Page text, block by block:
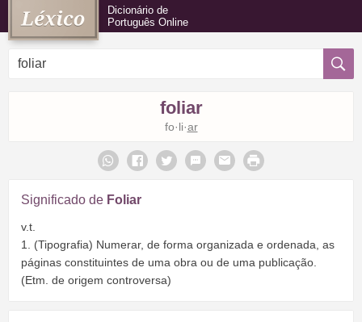
Dicionário de
Português Online
foliar
fo·li·ar
Significado de Foliar
v.t.
1. (Tipografia) Numerar, de forma organizada e ordenada, as
páginas constituintes de uma obra ou de uma publicação.
(Etm. de origem controversa)